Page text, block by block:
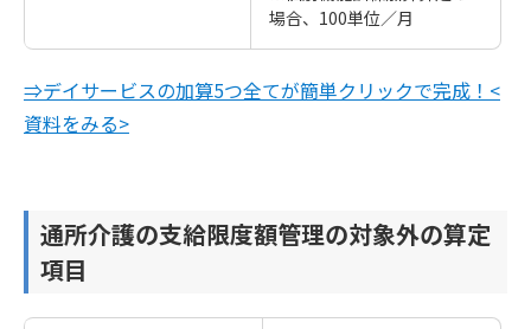
場合、100単位／月
⇒デイサービスの加算5つ全てが簡単クリックで完成！<
資料をみる>
通所介護の支給限度額管理の対象外の算定
項目